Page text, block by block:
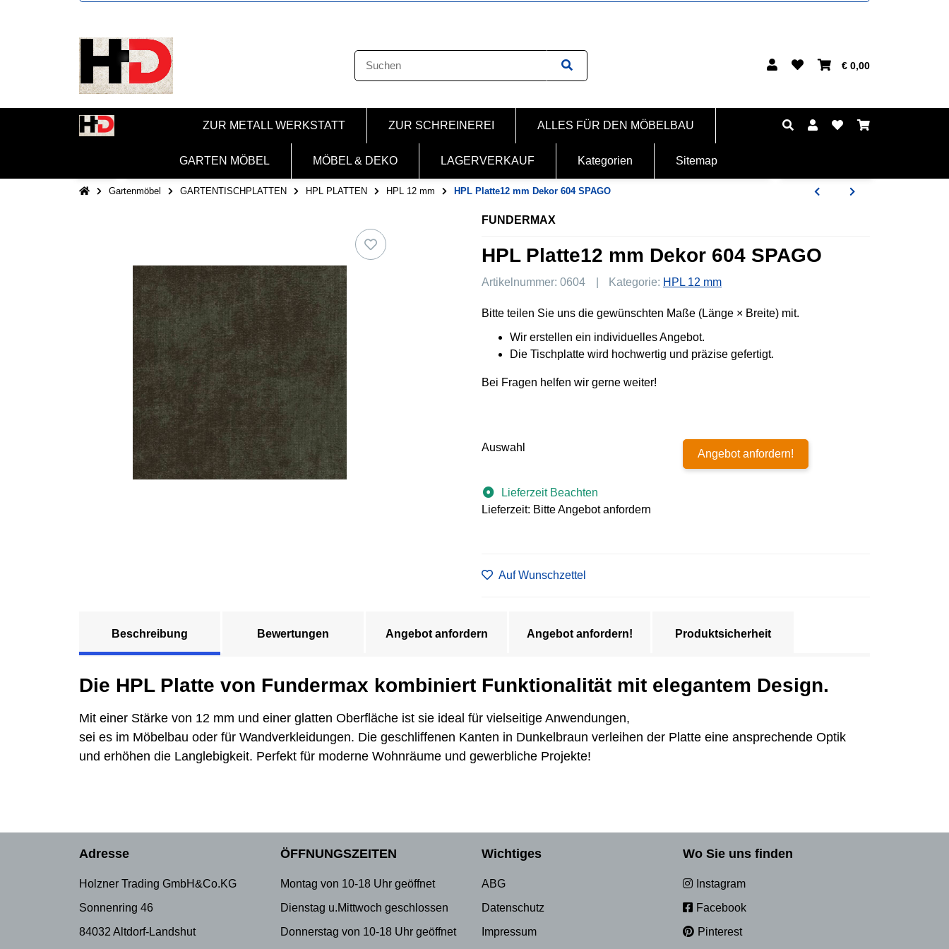
€ 0,00
ZUR METALL WERKSTATT ZUR SCHREINEREI ALLES FÜR DEN MÖBELBAU
GARTEN MÖBEL MÖBEL & DEKO LAGERVERKAUF Kategorien Sitemap
Gartenmöbel GARTENTISCHPLATTEN HPL PLATTEN HPL 12 mm HPL Platte12 mm Dekor 604 SPAGO
FUNDERMAX
HPL Platte12 mm Dekor 604 SPAGO
Artikelnummer: 0604 Kategorie: HPL 12 mm
Bitte teilen Sie uns die gewünschten Maße (Länge × Breite) mit.
Wir erstellen ein individuelles Angebot.
Die Tischplatte wird hochwertig und präzise gefertigt.
Bei Fragen helfen wir gerne weiter!
Auswahl
Lieferzeit Beachten
Lieferzeit: Bitte Angebot anfordern
Angebot anfordern!
Auf Wunschzettel
Beschreibung Bewertungen Angebot anfordern Angebot anfordern! Produktsicherheit
Die HPL Platte von Fundermax kombiniert Funktionalität mit elegantem Design.
Mit einer Stärke von 12 mm und einer glatten Oberfläche ist sie ideal für vielseitige Anwendungen,
sei es im Möbelbau oder für Wandverkleidungen. Die geschliffenen Kanten in Dunkelbraun verleihen der Platte eine ansprechende Optik
und erhöhen die Langlebigkeit. Perfekt für moderne Wohnräume und gewerbliche Projekte!
Adresse
Holzner Trading GmbH&Co.KG
Sonnenring 46
84032 Altdorf-Landshut
ÖFFNUNGSZEITEN
Montag von 10-18 Uhr geöffnet
Dienstag u.Mittwoch geschlossen
Donnerstag von 10-18 Uhr geöffnet
Wichtiges
ABG
Datenschutz
Impressum
Wo Sie uns finden
Instagram
Facebook
Pinterest